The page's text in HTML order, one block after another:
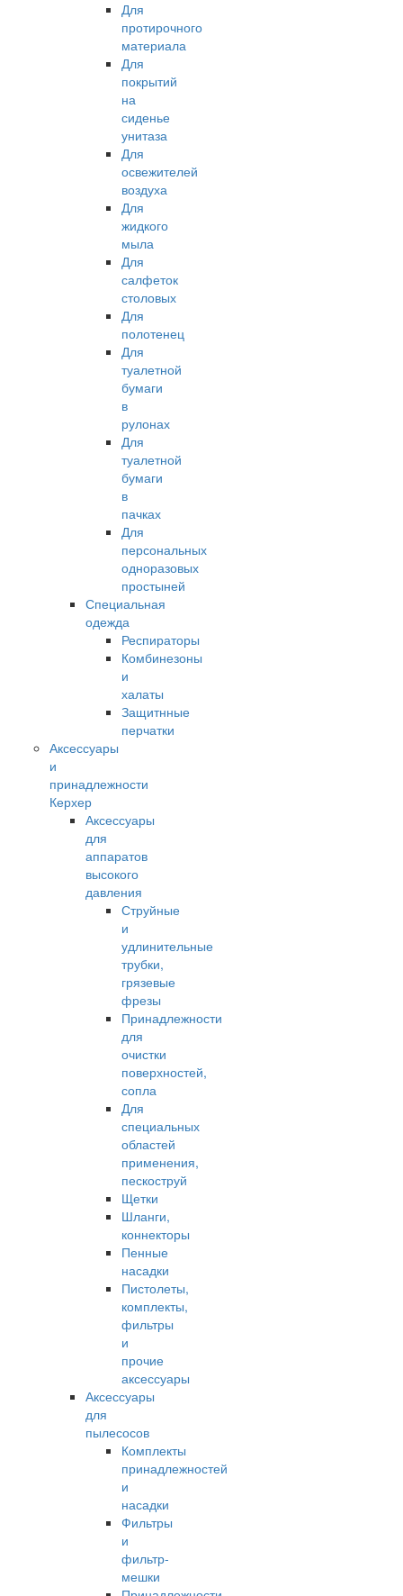
Для
протирочного
материала
Для
покрытий
на
сиденье
унитаза
Для
освежителей
воздуха
Для
жидкого
мыла
Для
салфеток
столовых
Для
полотенец
Для
туалетной
бумаги
в
рулонах
Для
туалетной
бумаги
в
пачках
Для
персональных
одноразовых
простыней
Специальная
одежда
Респираторы
Комбинезоны
и
халаты
Защитнные
перчатки
Аксессуары
и
принадлежности
Керхер
Аксессуары
для
аппаратов
высокого
давления
Струйные
и
удлинительные
трубки,
грязевые
фрезы
Принадлежности
для
очистки
поверхностей,
сопла
Для
специальных
областей
применения,
пескоструй
Щетки
Шланги,
коннекторы
Пенные
насадки
Пистолеты,
комплекты,
фильтры
и
прочие
аксессуары
Аксессуары
для
пылесосов
Комплекты
принадлежностей
и
насадки
Фильтры
и
фильтр-
мешки